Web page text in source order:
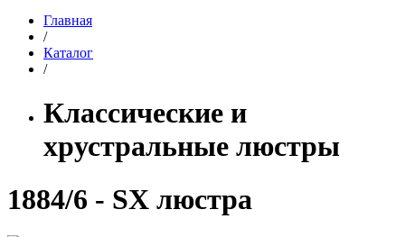
Главная
/
Каталог
/
Классические и
хрустральные люстры
1884/6 - SX люстра